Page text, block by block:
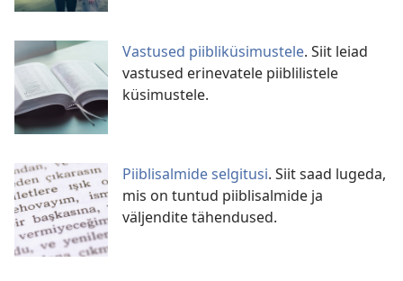
Vastused piibliküsimustele. Siit leiad
vastused erinevatele piiblilistele
küsimustele.
Piiblisalmide selgitusi. Siit saad lugeda,
mis on tuntud piiblisalmide ja
väljendite tähendused.